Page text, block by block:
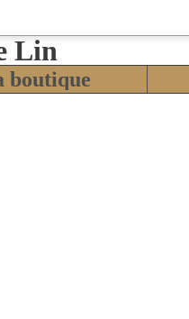
boutique